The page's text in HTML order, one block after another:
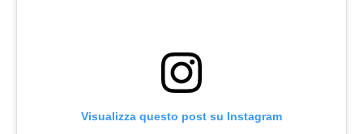
Visualizza questo post su Instagram